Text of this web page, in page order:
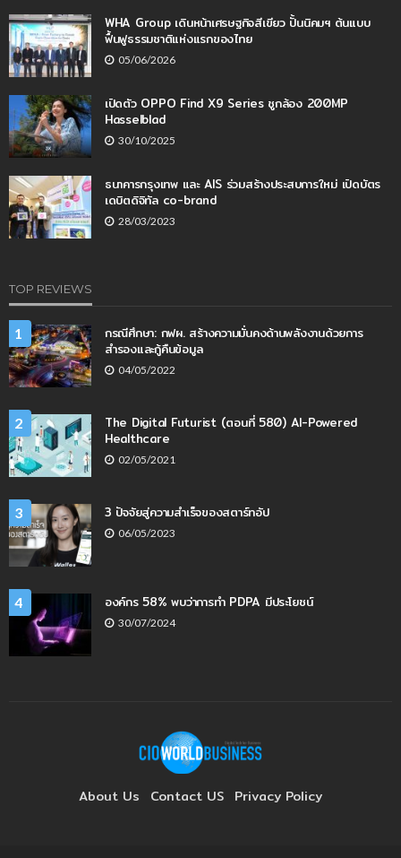
WHA Group เดินหน้าเศรษฐกิจสีเขียว ปั้นนิคมฯ ต้นแบบ
ฟื้นฟูธรรมชาติแห่งแรกของไทย
05/06/2026
เปิดตัว OPPO Find X9 Series ชูกล้อง 200MP
Hasselblad
30/10/2025
ธนาคารกรุงเทพ และ AIS ร่วมสร้างประสบการใหม่ เปิดบัตร
เดบิตดิจิทัล co-brand
28/03/2023
TOP REVIEWS
1
กรณีศึกษา: กฟผ. สร้างความมั่นคงด้านพลังงานด้วยการ
สำรองและกู้คืนข้อมูล
04/05/2022
2
The Digital Futurist (ตอนที่ 580) AI-Powered
Healthcare
02/05/2021
3 3 ปัจจัยสู่ความสำเร็จของสตาร์ทอัป
06/05/2023
4 องค์กร 58% พบว่าการทำ PDPA มีประโยชน์
30/07/2024
About Us Contact US Privacy Policy